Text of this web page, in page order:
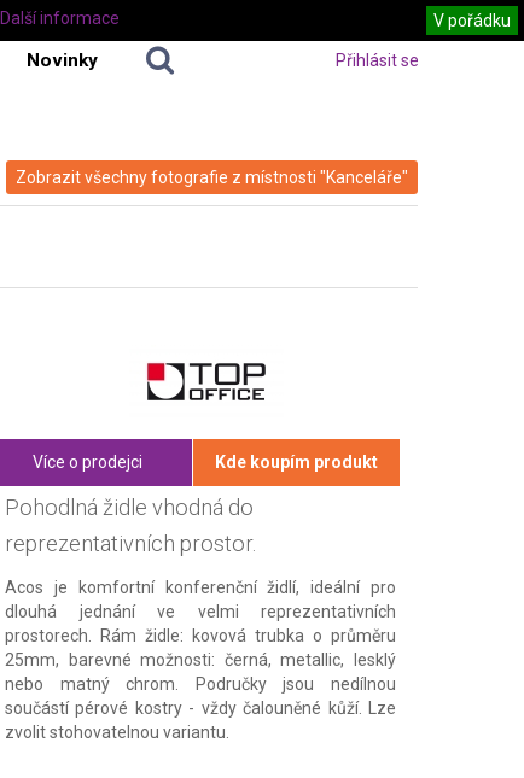
Novinky Přihlásit se
Zobrazit všechny fotografie z místnosti "Kanceláře"
Více o prodejci Kde koupím produkt
Pohodlná židle vhodná do
reprezentativních prostor.
Acos je komfortní konferenční židlí, ideální pro
dlouhá jednání ve velmi reprezentativních
prostorech. Rám židle: kovová trubka o průměru
25mm, barevné možnosti: černá, metallic, lesklý
nebo matný chrom. Područky jsou nedílnou
součástí pérové kostry - vždy čalouněné kůží. Lze
zvolit stohovatelnou variantu.
V pořádku
Další informace